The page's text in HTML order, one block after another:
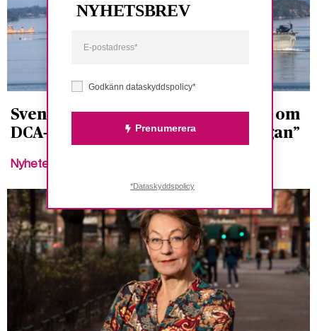
Svenska Freds: ”Bordlägg beslutet om
DCA-avtalet - utred kärnvapenfrågan”
Nyheter
Godkänn dataskyddspolicy*
Prenumerera
NYHETSBREV
*Dataskyddspolicy